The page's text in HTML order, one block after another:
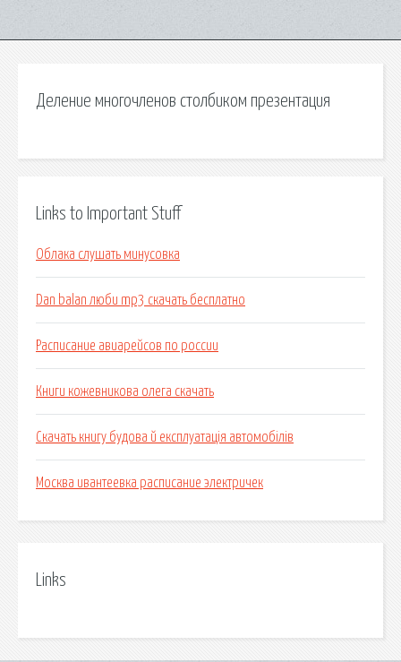
Деление многочленов столбиком презентация
Links to Important Stuff
Облака слушать минусовка
Dan balan люби mp3 скачать бесплатно
Расписание авиарейсов по россии
Книги кожевникова олега скачать
Скачать книгу будова й експлуатація автомобілів
Москва ивантеевка расписание электричек
Links